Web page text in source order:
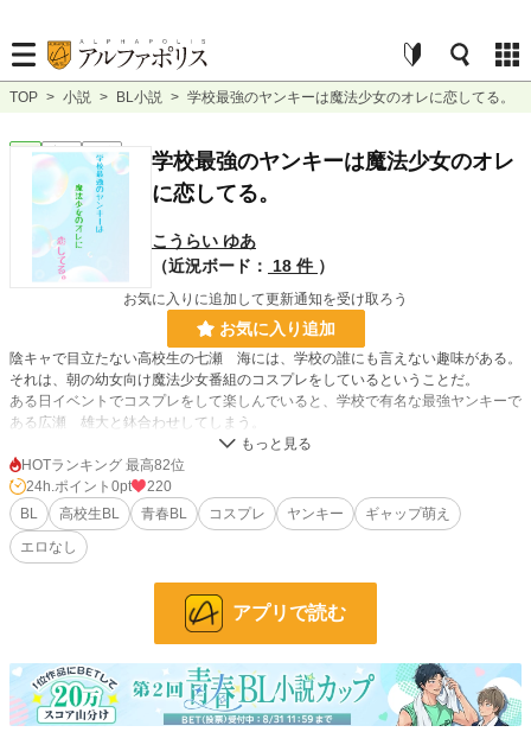
TOP > 小説 > BL小説 > 学校最強のヤンキーは魔法少女のオレに恋してる。
BL 完結 短編
学校最強のヤンキーは魔法少女のオレ
に恋してる。
こうらい ゆあ
（近況ボード：
18 件 ）
お気に入りに追加して更新通知を受け取ろう
お気に入り追加
陰キャで目立たない高校生の七瀬 海には、学校の誰にも言えない趣味がある。
それは、朝の幼女向け魔法少女番組のコスプレをしているということだ。
ある日イベントでコスプレをして楽しんでいると、学校で有名な最強ヤンキーで
ある広瀬 雄大と鉢合わせしてしまう。
必死にバレないように声を変え、顔を隠して逃げたものの、不安は残るばか
り……
絶対バレないだろうと高を括っていたのに、学校に登校した海を待ち受けていた
のは最強ヤンキーである広瀬だった。
海がネイルを落とすのを忘れていたのが原因で、コスプレしていたことがバレて
しまい「バラされたくなければ言うことを聞け」と脅されてしまう。
※珍しくエロなしの青春ＢＬです。
小説 229,002 位 / 229,002 件
BL 31,486 位 / 31,486 件
HOTランキング 最高82位
24h.ポイント 0pt
220
BL
高校生BL 青春BL コスプレ ヤンキー
ギャップ萌え
エロなし
アプリで読む